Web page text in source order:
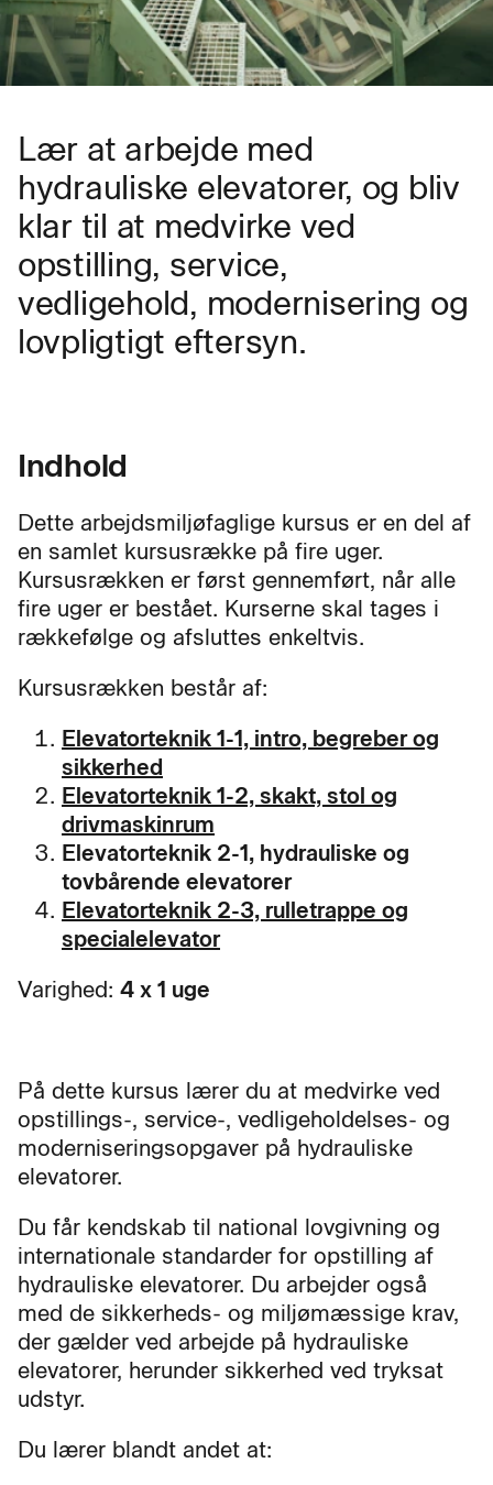
Lær at arbejde med
hydrauliske elevatorer, og bliv
klar til at medvirke ved
opstilling, service,
vedligehold, modernisering og
lovpligtigt eftersyn.
Indhold
Dette arbejdsmiljøfaglige kursus er en del af
en samlet kursusrække på fire uger.
Kursusrækken er først gennemført, når alle
fire uger er bestået. Kurserne skal tages i
rækkefølge og afsluttes enkeltvis.
Kursusrækken består af:
Elevatorteknik 1-1, intro, begreber og
sikkerhed
Elevatorteknik 1-2, skakt, stol og
drivmaskinrum
Elevatorteknik 2-1, hydrauliske og
tovbårende elevatorer
Elevatorteknik 2-3, rulletrappe og
specialelevator
Varighed: 4 x 1 uge
På dette kursus lærer du at medvirke ved
opstillings-, service-, vedligeholdelses- og
moderniseringsopgaver på hydrauliske
elevatorer.
Du får kendskab til national lovgivning og
internationale standarder for opstilling af
hydrauliske elevatorer. Du arbejder også
med de sikkerheds- og miljømæssige krav,
der gælder ved arbejde på hydrauliske
elevatorer, herunder sikkerhed ved tryksat
udstyr.
Du lærer blandt andet at: